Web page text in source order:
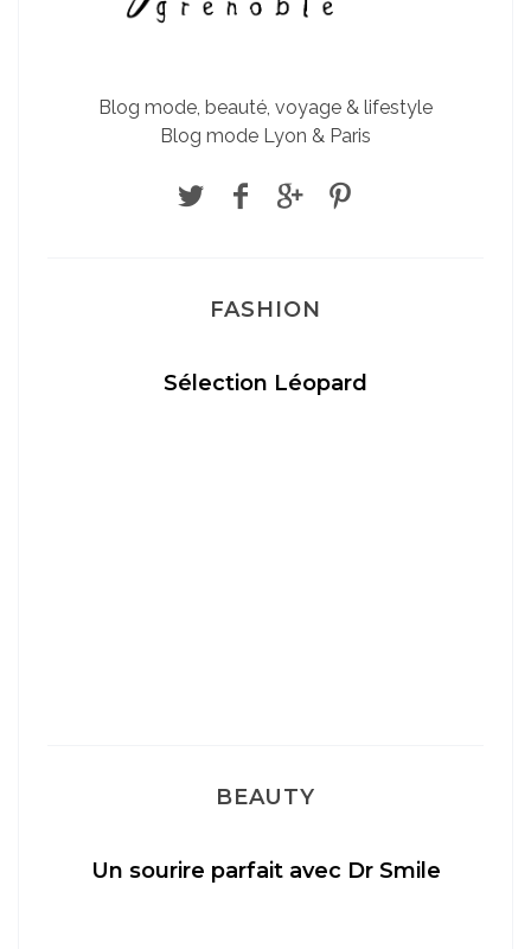
Blog mode, beauté, voyage & lifestyle
Blog mode Lyon & Paris
FASHION
Sélection Léopard
BEAUTY
Un sourire parfait avec Dr Smile